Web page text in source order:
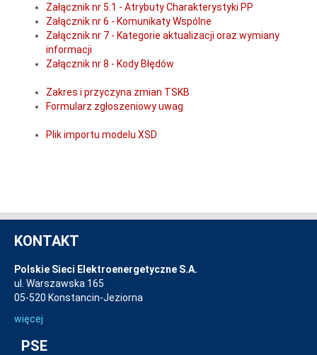
Załącznik nr 5.1 - Atrybuty Charakterystyki PP
Załącznik nr 6 - Komunikaty Wspólne
Załącznik nr 7 - Kategorie aktualizacji oraz wymiany
informacji
Załącznik nr 8 - Kody Błędów
Zakres i przyczyna zmian TSKB
Formularz zgłoszeniowy uwag
Plik importu modelu XSD
KONTAKT
Polskie Sieci Elektroenergetyczne S.A.
ul. Warszawska 165
05-520 Konstancin-Jeziorna
więcej
PSE